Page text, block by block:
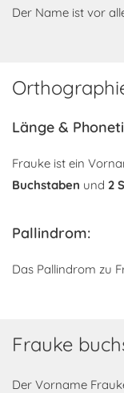
Der Name ist vor
Länge &
Frauke ist ein
Buchstaben und 2
Pallindrom:
Das Pallindrom zu
Frauke
Der Vorname